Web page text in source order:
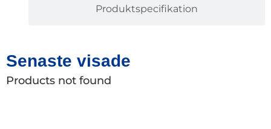
Produktspecifikation
Senaste visade
Products not found